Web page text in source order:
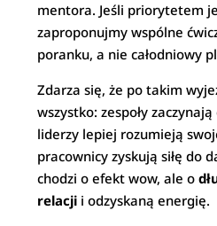
mentora. Jeśli priorytetem
zaproponujmy wspólne
poranku, a nie całodniowy
Zdarza się, że po takim
wszystko: zespoły
liderzy lepiej rozumieją
pracownicy zyskują siłę do
chodzi o efekt wow, ale o
relacji i odzyskaną energię.